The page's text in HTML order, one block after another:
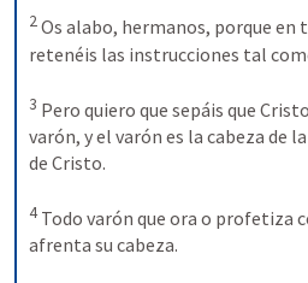
2Os alabo, hermanos, porque en
retenéis las instrucciones tal
3 Pero quiero que sepáis que
varón, y el varón es la cabeza de
de Cristo.
4 Todo varón que ora o profetiza
afrenta su cabeza.